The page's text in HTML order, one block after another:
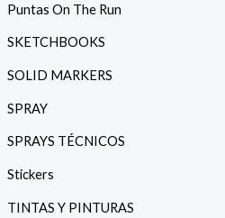
Puntas On The Run
SKETCHBOOKS
SOLID MARKERS
SPRAY
SPRAYS TÉCNICOS
Stickers
TINTAS Y PINTURAS